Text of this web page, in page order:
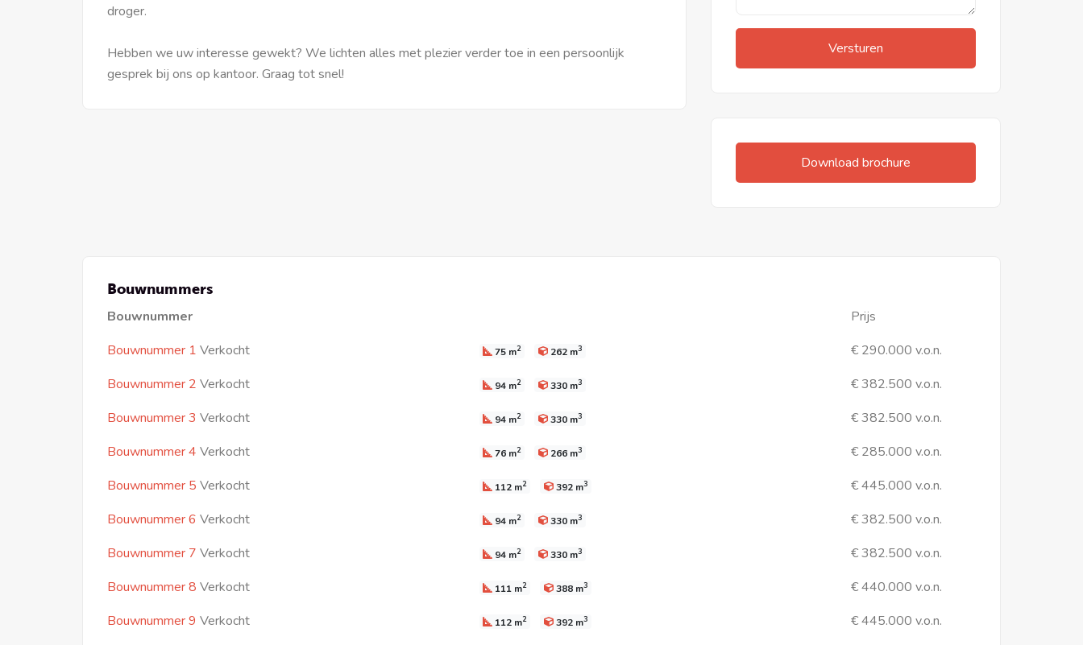
droger.
Hebben we uw interesse gewekt? We lichten alles met plezier verder toe in een persoonlijk
gesprek bij ons op kantoor. Graag tot snel!
Versturen
Download brochure
Bouwnummers
Bouwnummer
Prijs
Bouwnummer 1 Verkocht 75 m2 262 m3
€ 290.000 v.o.n.
Bouwnummer 2 Verkocht 94 m2 330 m3
€ 382.500 v.o.n.
Bouwnummer 3 Verkocht 94 m2 330 m3
€ 382.500 v.o.n.
Bouwnummer 4 Verkocht 76 m2 266 m3
€ 285.000 v.o.n.
Bouwnummer 5 Verkocht 112 m2 392 m3
€ 445.000 v.o.n.
Bouwnummer 6 Verkocht 94 m2 330 m3
€ 382.500 v.o.n.
Bouwnummer 7 Verkocht 94 m2 330 m3
€ 382.500 v.o.n.
Bouwnummer 8 Verkocht 111 m2 388 m3
€ 440.000 v.o.n.
Bouwnummer 9 Verkocht 112 m2 392 m3
€ 445.000 v.o.n.